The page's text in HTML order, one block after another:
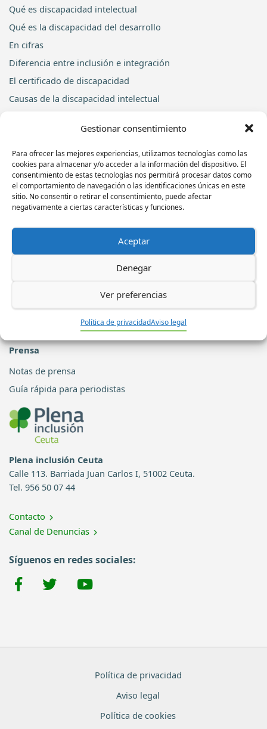
Gestionar consentimiento
Para ofrecer las mejores experiencias, utilizamos tecnologías como las
cookies para almacenar y/o acceder a la información del dispositivo. El
consentimiento de estas tecnologías nos permitirá procesar datos como
el comportamiento de navegación o las identificaciones únicas en este
sitio. No consentir o retirar el consentimiento, puede afectar
negativamente a ciertas características y funciones.
Aceptar
Denegar
Ver preferencias
Política de privacidadAviso legal
Qué es discapacidad intelectual
Qué es la discapacidad del desarrollo
En cifras
Diferencia entre inclusión e integración
El certificado de discapacidad
Causas de la discapacidad intelectual
Centro de Día
Centro Ocupacional
Servicio de Integración Laboral
Centro especial de empleo
Viviendas tuteladas
Más servicios de Plena Inclusión Ceuta
Ayuda de esta página web
Accesibilidad de esta página web
¿Qué es lectura fácil?
Prensa
Notas de prensa
Guía rápida para periodistas
Plena inclusión Ceuta
Calle 113. Barriada Juan Carlos I, 51002 Ceuta.
Tel. 956 50 07 44
Contacto
Canal de Denuncias
Síguenos en redes sociales:
Política de privacidad
Aviso legal
Política de cookies